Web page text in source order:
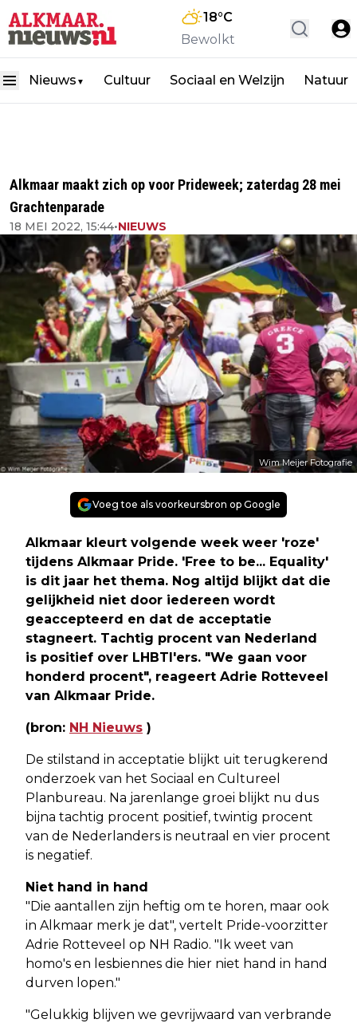
18°C
Bewolkt
Nieuws ▼ Cultuur Sociaal en Welzijn Natuur
Alkmaar maakt zich op voor Prideweek; zaterdag 28 mei
Grachtenparade
18 MEI 2022, 15:44•NIEUWS
Wim Meijer Fotografie
Voeg toe als voorkeursbron op Google
Alkmaar kleurt volgende week weer 'roze'
tijdens Alkmaar Pride. 'Free to be... Equality'
is dit jaar het thema. Nog altijd blijkt dat die
gelijkheid niet door iedereen wordt
geaccepteerd en dat de acceptatie
stagneert. Tachtig procent van Nederland
is positief over LHBTI'ers. "We gaan voor
honderd procent", reageert Adrie Rotteveel
van Alkmaar Pride.
(bron: NH Nieuws )
De stilstand in acceptatie blijkt uit terugkerend
onderzoek van het Sociaal en Cultureel
Planbureau. Na jarenlange groei blijkt nu dus
bijna tachtig procent positief, twintig procent
van de Nederlanders is neutraal en vier procent
is negatief.
Niet hand in hand
"Die aantallen zijn heftig om te horen, maar ook
in Alkmaar merk je dat", vertelt Pride-voorzitter
Adrie Rotteveel op NH Radio. "Ik weet van
homo's en lesbiennes die hier niet hand in hand
durven lopen."
"Gelukkig blijven we gevrijwaard van verbrande